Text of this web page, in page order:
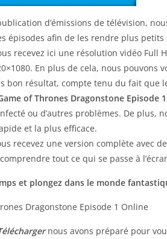
d’émissions de télévision,
épisodes afin de les rendre plus
recevez ici une résolution vidéo Full
En plus de cela, nous pouvons
bon résultat, compte tenu du fait que
of Thrones Dragonstone Episode
ou d’autres problèmes. De plus,
et la plus efficace.
recevez une version complète avec
tout ce qui se passe à
et plongez dans le monde
nous avons préparé pour